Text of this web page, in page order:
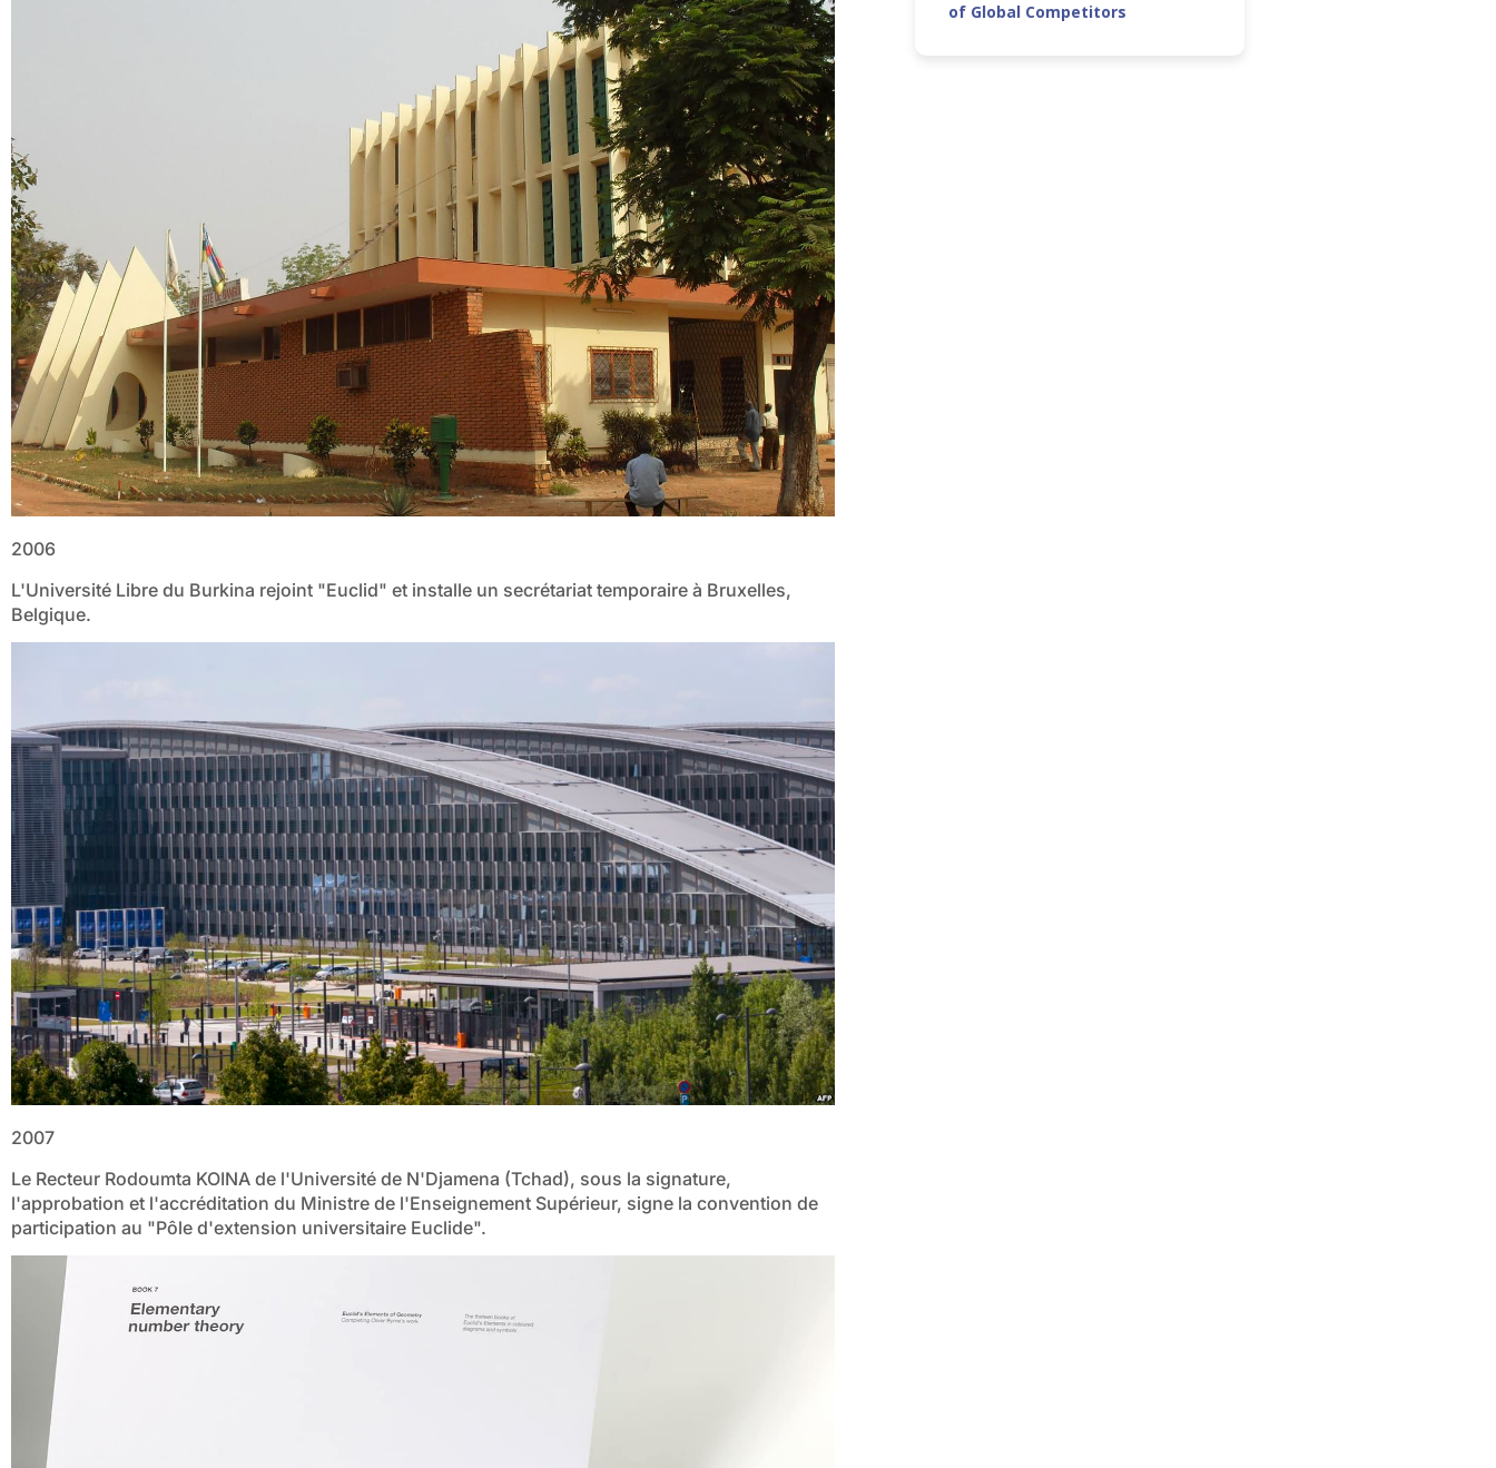
2006
L'Université Libre du Burkina rejoint "Euclid" et installe un secrétariat temporaire à Bruxelles,
Belgique.
2007
Le Recteur Rodoumta KOINA de l'Université de N'Djamena (Tchad), sous la signature,
l'approbation et l'accréditation du Ministre de l'Enseignement Supérieur, signe la convention de
participation au "Pôle d'extension universitaire Euclide".
of Global Competitors